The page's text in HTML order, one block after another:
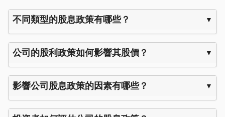
不同類型的股息政策有哪些？
公司的股利政策如何影響其股價？
影響公司股息政策的因素有哪些？